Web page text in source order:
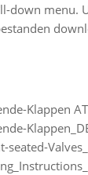
down menu.
Klappen
seated-